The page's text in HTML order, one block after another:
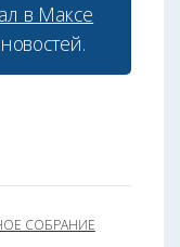
в Максе
СОБРАНИЕ